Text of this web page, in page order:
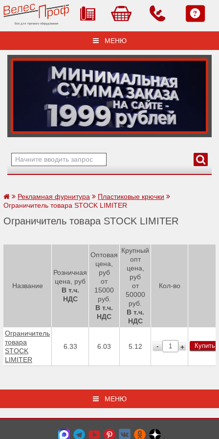
Все для торгового оборудования
МЕНЮ
Рекламная фурнитура
Пластиковые крючки
Ограничитель товара STOCK LIMITER
Ограничитель товара STOCK LIMITER
Название
Розничная
цена, руб
В т.ч.
НДС
Оптовая
цена,
руб
от
15000
руб.
В т.ч.
НДС
Крупный
опт
цена,
руб
от
50000
руб.
В т.ч.
НДС
Кол-во
Ограничитель
товара
STOCK
LIMITER
6.33 6.03 5.12 - + Купить
МЕНЮ